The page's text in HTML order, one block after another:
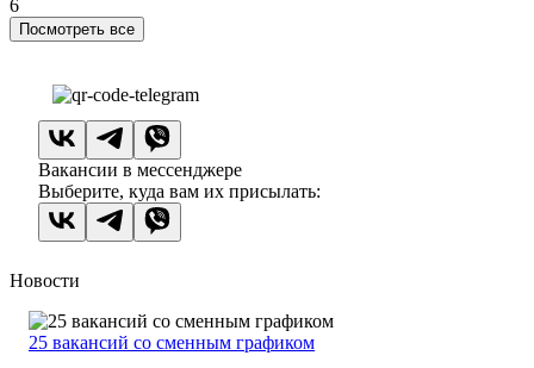
6
Посмотреть все
Вакансии в мессенджере
Выберите, куда вам их присылать:
Новости
25 вакансий со сменным графиком